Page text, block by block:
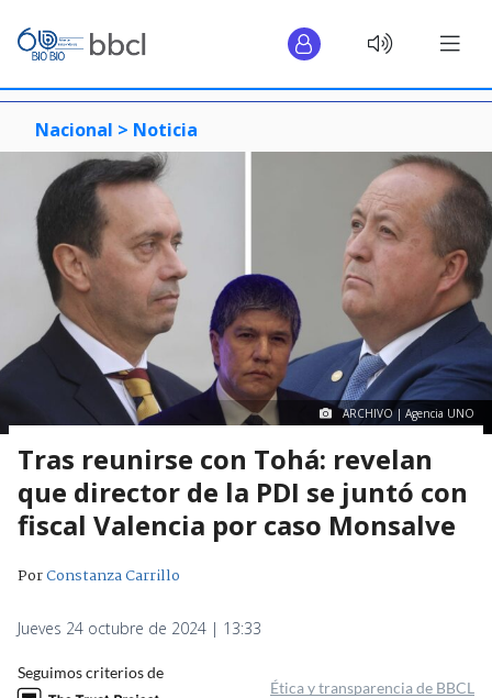
Nacional > Noticia
ARCHIVO | Agencia UNO
Tras reunirse con Tohá: revelan
que director de la PDI se juntó con
fiscal Valencia por caso Monsalve
PorConstanza Carrillo
Jueves 24 octubre de 2024 | 13:33
Seguimos criterios de
Ética y transparencia de BBCL